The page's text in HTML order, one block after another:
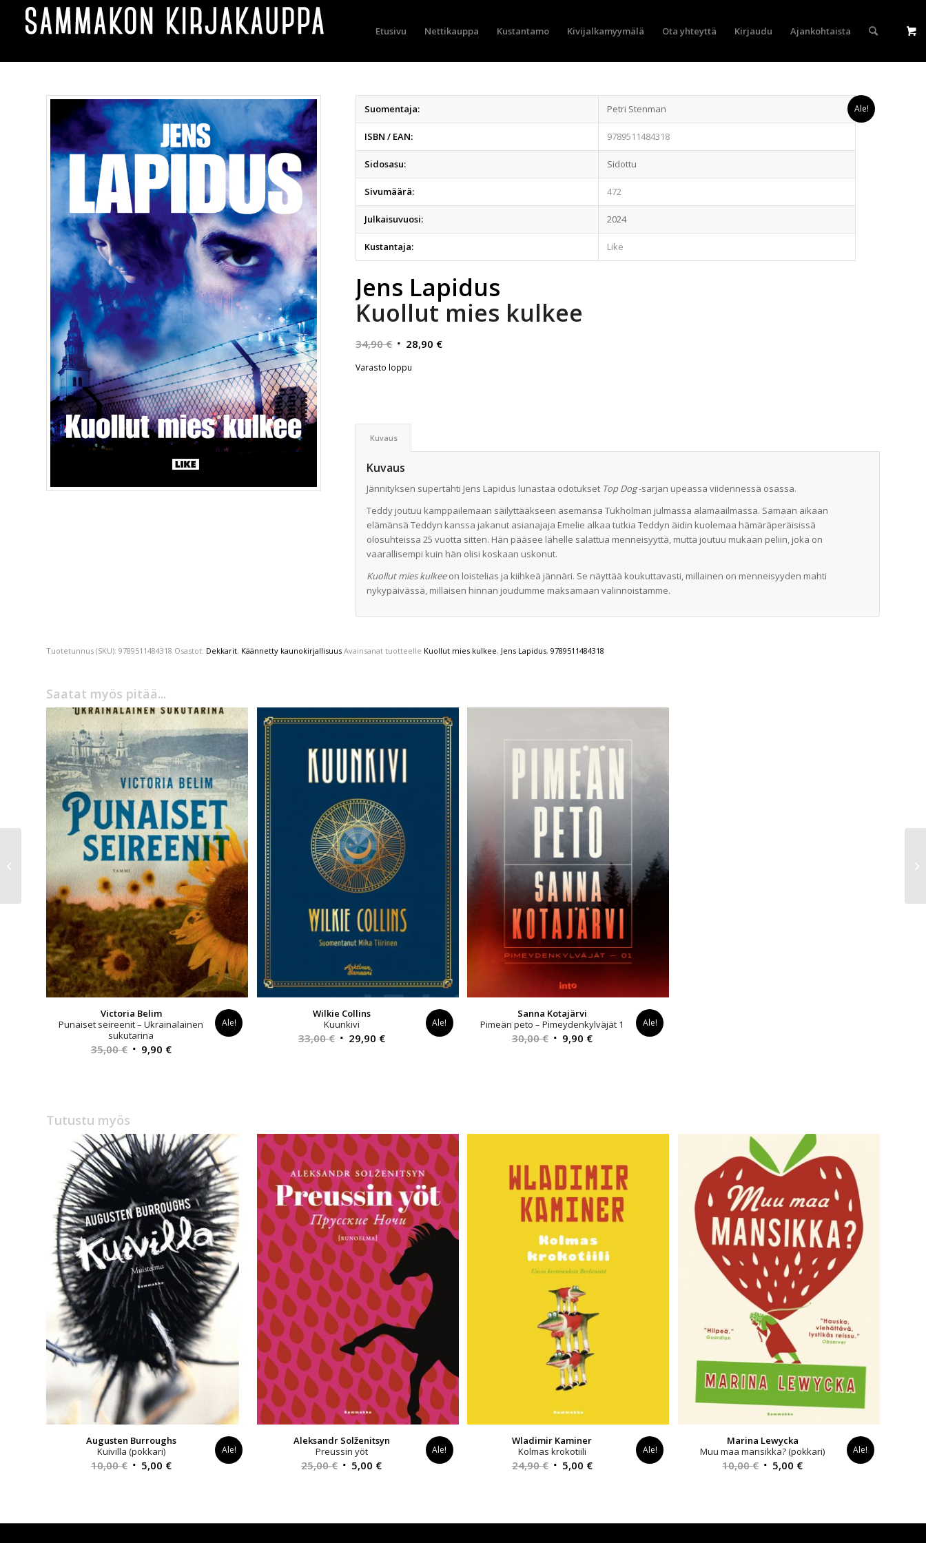
Etusivu Nettikauppa Kustantamo Kivijalkamyymälä Ota yhteyttä Kirjaudu Ajankohtaista
Ale!
Suomentaja: Petri Stenman
ISBN / EAN: 9789511484318
Sidosasu: Sidottu
Sivumäärä: 472
Julkaisuvuosi: 2024
Kustantaja: Like
Jens Lapidus
Kuollut mies kulkee
34,90€ Alkuperäinen
oli:
28,90 €Nykyinen
Varasto loppu
Kuvaus
Kuvaus
Jännityksen supertähti Jens Lapidus lunastaa odotukset Top Dog-sarjan upeassa viidennessä osassa.
Teddy joutuu kamppailemaan säilyttääkseen asemansa Tukholman julmassa alamaailmassa. Samaan aikaan
elämänsä Teddyn kanssa jakanut asianajaja Emelie alkaa tutkia Teddyn äidin kuolemaa hämäräperäisissä
olosuhteissa 25 vuotta sitten. Hän pääsee lähelle salattua menneisyyttä, mutta joutuu mukaan peliin, joka on
vaarallisempi kuin hän olisi koskaan uskonut.
Kuollut mies kulkeeon loistelias ja kiihkeä jännäri. Se näyttää koukuttavasti, millainen on menneisyyden mahti
nykypäivässä, millaisen hinnan joudumme maksamaan valinnoistamme.
Tuotetunnus (SKU): 9789511484318 Osastot: Dekkarit, Käännetty kaunokirjallisuus Avainsanat tuotteelle Kuollut mies kulkee, Jens Lapidus, 9789511484318
Saatat myös pitää...
Victoria Belim
Punaiset seireenit – Ukrainalainen
sukutarina
35,00€ Alkuperäinen
9,90 €Nykyinen
Ale!
Wilkie Collins
Kuunkivi
33,00€ Alkuperäinen
29,90 €Nykyinen
Ale!
Sanna Kotajärvi
Pimeän peto – Pimeydenkylväjät 1
30,00€ Alkuperäinen
9,90 €Nykyinen
Ale!
Tutustu myös
Augusten Burroughs
Kuivilla (pokkari)
10,00€ Alkuperäinen
5,00 €Nykyinen
Ale!
Aleksandr Solženitsyn
Preussin yöt
25,00€ Alkuperäinen
5,00 €Nykyinen
Ale!
Wladimir Kaminer
Kolmas krokotiili
24,90€ Alkuperäinen
5,00 €Nykyinen
Ale!
Marina Lewycka
Muu maa mansikka? (pokkari)
10,00€ Alkuperäinen
5,00 €Nykyinen
Ale!
Gianni Solla
Ystävyyden
oppimäärä